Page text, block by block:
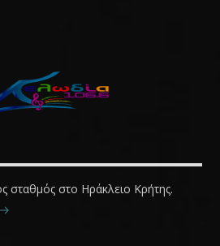
σταθμός στο Ηράκλειο Κρήτης.